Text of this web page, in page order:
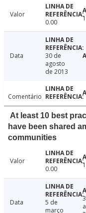
Valor
0.00
Data
30 de
agosto
de 2013
Comentário
At least 10 best
have been shared
communities
Valor
0.00
Data
5 de
março